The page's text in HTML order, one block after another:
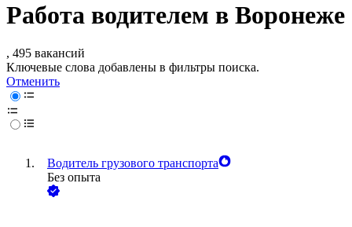
Работа водителем в Воронеже
, 495 вакансий
Ключевые слова добавлены в фильтры поиска.
Отменить
Водитель грузового транспорта
Без опыта